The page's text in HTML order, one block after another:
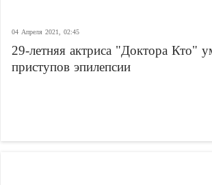
04 Апреля 2021, 02:45
29-летняя актриса "Доктора Кто"
приступов эпилепсии